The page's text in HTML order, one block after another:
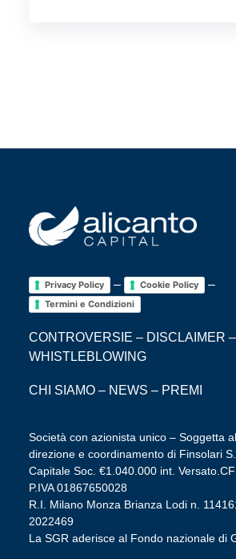
Privacy Policy – Cookie Policy –
Termini e Condizioni
CONTROVERSIE – DISCLAIMER –
WHISTLEBLOWING
CHI SIAMO – NEWS – PREMI
Società con azionista unico – Soggetta
direzione e coordinamento di Finsolari
Capitale Soc. €1.040.000 int.
P.IVA 01867650028
R.I. Milano Monza Brianza Lodi n.
2022469
La SGR aderisce al Fondo nazionale di